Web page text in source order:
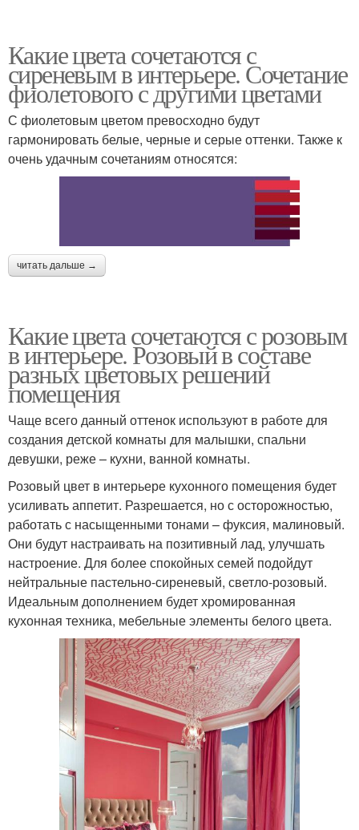
Какие цвета сочетаются с
сиреневым в интерьере. Сочетание
фиолетового с другими цветами
С фиолетовым цветом превосходно будут
гармонировать белые, черные и серые оттенки. Также к
очень удачным сочетаниям относятся:
читать дальше →
Какие цвета сочетаются с розовым
в интерьере. Розовый в составе
разных цветовых решений
помещения
Чаще всего данный оттенок используют в работе для
создания детской комнаты для малышки, спальни
девушки, реже – кухни, ванной комнаты.
Розовый цвет в интерьере кухонного помещения будет
усиливать аппетит. Разрешается, но с осторожностью,
работать с насыщенными тонами – фуксия, малиновый.
Они будут настраивать на позитивный лад, улучшать
настроение. Для более спокойных семей подойдут
нейтральные пастельно-сиреневый, светло-розовый.
Идеальным дополнением будет хромированная
кухонная техника, мебельные элементы белого цвета.